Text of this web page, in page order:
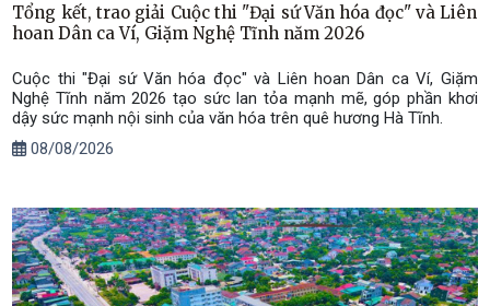
Tổng kết, trao giải Cuộc thi "Đại sứ Văn hóa đọc" và Liên
hoan Dân ca Ví, Giặm Nghệ Tĩnh năm 2026
Cuộc thi "Đại sứ Văn hóa đọc" và Liên hoan Dân ca Ví, Giặm
Nghệ Tĩnh năm 2026 tạo sức lan tỏa mạnh mẽ, góp phần khơi
dậy sức mạnh nội sinh của văn hóa trên quê hương Hà Tĩnh.
08/08/2026